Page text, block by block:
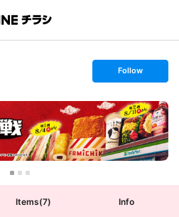
s
t
o
l
l
o
w
Follow
Items(7) Info